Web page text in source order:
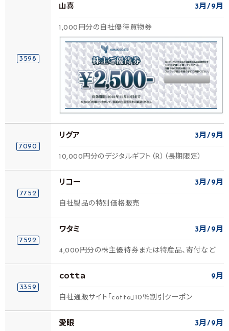
3598
山喜 3月 9月
1,000円分の自社優待買物券
7090
リグア 3月 9月
10,000円分のデジタルギフト（R）（長期限定）
7752
リコー 3月 9月
自社製品の特別価格販売
7522
ワタミ 3月 9月
4,000円分の株主優待券または特産品、寄付など
3359
ｃｏｔｔａ 9月
自社通販サイト「cotta」10％割引クーポン
愛眼 3月 9月